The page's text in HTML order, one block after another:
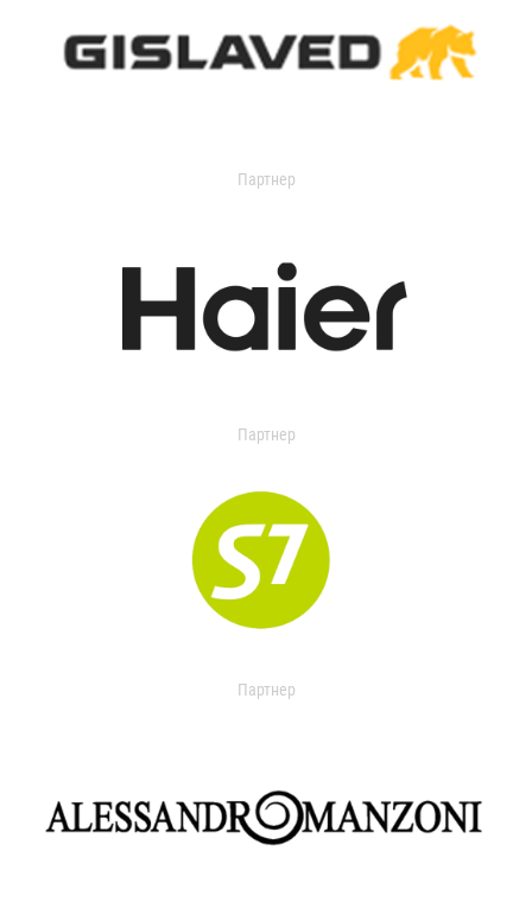
Партнер
Партнер
Партнер